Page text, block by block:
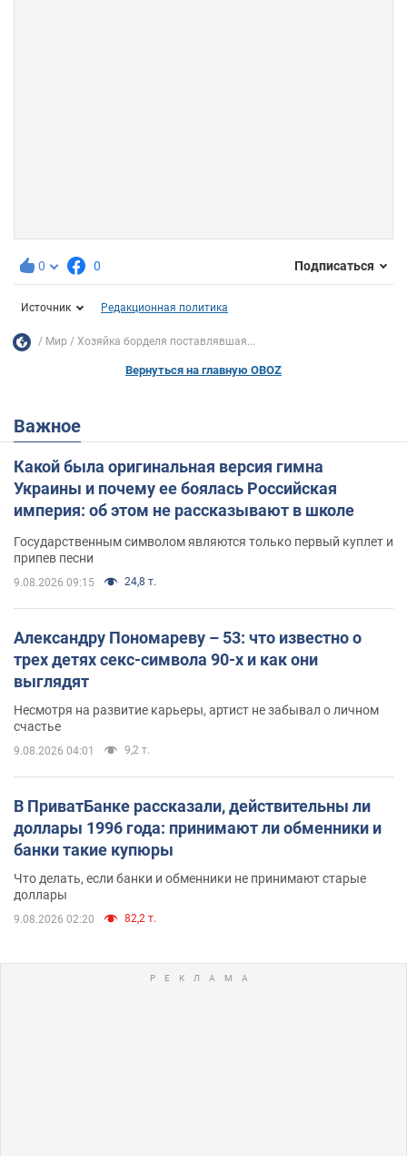
0 0 Подписаться
Источник Редакционная политика
Мир Хозяйка борделя поставлявшая...
Вернуться на главную OBOZ
Важное
Какой была оригинальная версия гимна
Украины и почему ее боялась Российская
империя: об этом не рассказывают в школе
Государственным символом являются только первый куплет и
припев песни
9.08.2026 09:15 24,8 т.
Александру Пономареву – 53: что известно о
трех детях секс-символа 90-х и как они
выглядят
Несмотря на развитие карьеры, артист не забывал о личном
счастье
9.08.2026 04:01 9,2 т.
В ПриватБанке рассказали, действительны ли
доллары 1996 года: принимают ли обменники и
банки такие купюры
Что делать, если банки и обменники не принимают старые
доллары
9.08.2026 02:20 82,2 т.